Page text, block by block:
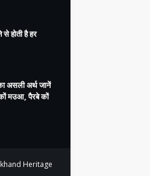
होती है हर
असली अर्थ जानें
मउआ, पैरबे कों
Heritage